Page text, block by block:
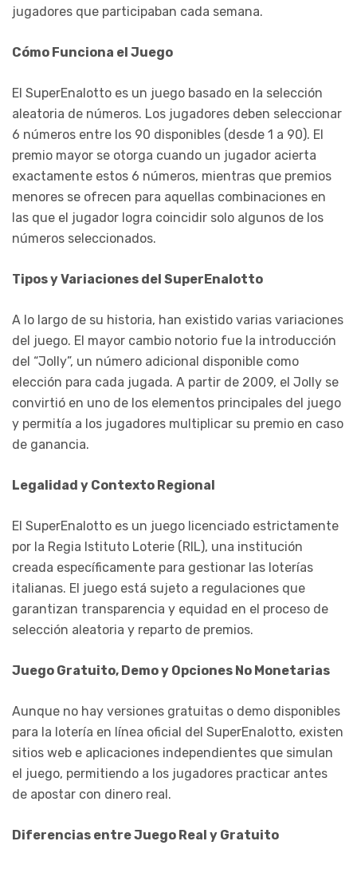
jugadores que participaban cada semana.
Cómo Funciona el Juego
El SuperEnalotto es un juego basado en la selección
aleatoria de números. Los jugadores deben seleccionar
6 números entre los 90 disponibles (desde 1 a 90). El
premio mayor se otorga cuando un jugador acierta
exactamente estos 6 números, mientras que premios
menores se ofrecen para aquellas combinaciones en
las que el jugador logra coincidir solo algunos de los
números seleccionados.
Tipos y Variaciones del SuperEnalotto
A lo largo de su historia, han existido varias variaciones
del juego. El mayor cambio notorio fue la introducción
del “Jolly”, un número adicional disponible como
elección para cada jugada. A partir de 2009, el Jolly se
convirtió en uno de los elementos principales del juego
y permitía a los jugadores multiplicar su premio en caso
de ganancia.
Legalidad y Contexto Regional
El SuperEnalotto es un juego licenciado estrictamente
por la Regia Istituto Loterie (RIL), una institución
creada específicamente para gestionar las loterías
italianas. El juego está sujeto a regulaciones que
garantizan transparencia y equidad en el proceso de
selección aleatoria y reparto de premios.
Juego Gratuito, Demo y Opciones No Monetarias
Aunque no hay versiones gratuitas o demo disponibles
para la lotería en línea oficial del SuperEnalotto, existen
sitios web e aplicaciones independientes que simulan
el juego, permitiendo a los jugadores practicar antes
de apostar con dinero real.
Diferencias entre Juego Real y Gratuito